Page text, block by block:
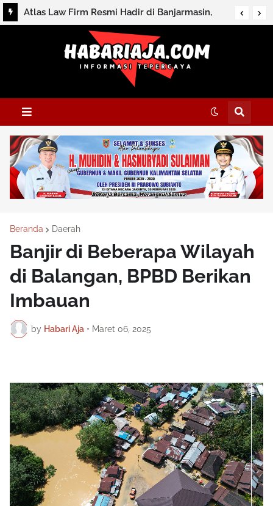
Atlas Law Firm Resmi Hadir di Banjarmasin,
Buka Konsultasi Hukum dan Perpajakan
Beranda Daerah
Banjir di Beberapa Wilayah
di Balangan, BPBD Berikan
Imbauan
by Habari Aja • Maret 06, 2025